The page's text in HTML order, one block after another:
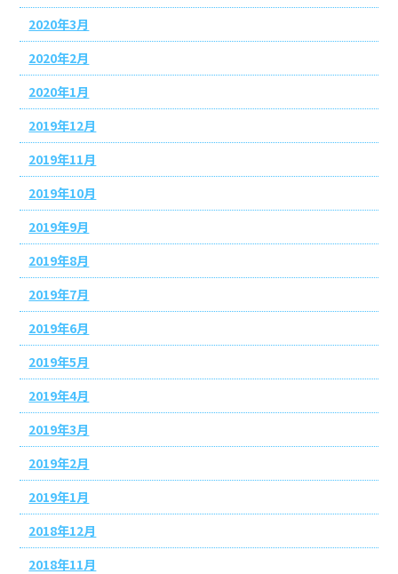
2020年3月
2020年2月
2020年1月
2019年12月
2019年11月
2019年10月
2019年9月
2019年8月
2019年7月
2019年6月
2019年5月
2019年4月
2019年3月
2019年2月
2019年1月
2018年12月
2018年11月